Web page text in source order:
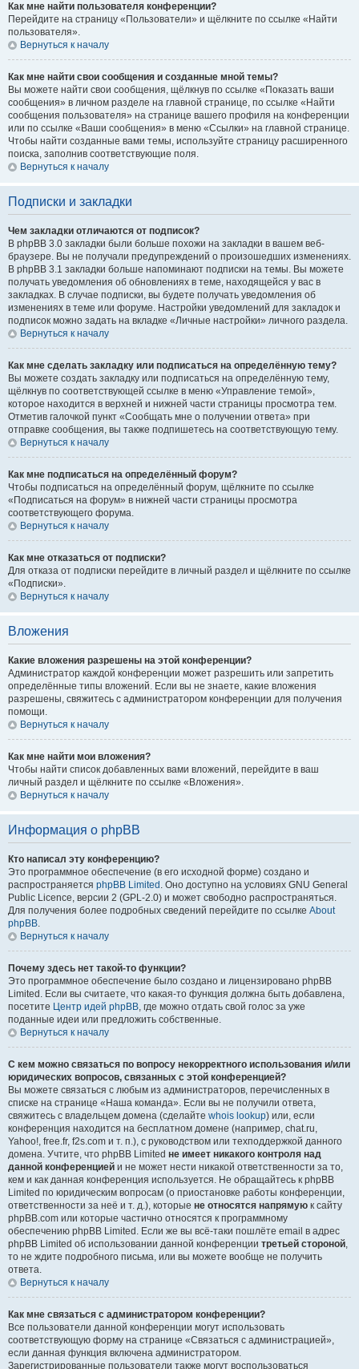
Как мне найти пользователя конференции?
Перейдите на страницу «Пользователи» и щёлкните по ссылке «Найти
пользователя».
Вернуться к началу
Как мне найти свои сообщения и созданные мной темы?
Вы можете найти свои сообщения, щёлкнув по ссылке «Показать ваши
сообщения» в личном разделе на главной странице, по ссылке «Найти
сообщения пользователя» на странице вашего профиля на конференции
или по ссылке «Ваши сообщения» в меню «Ссылки» на главной странице.
Чтобы найти созданные вами темы, используйте страницу расширенного
поиска, заполнив соответствующие поля.
Вернуться к началу
Подписки и закладки
Чем закладки отличаются от подписок?
В phpBB 3.0 закладки были больше похожи на закладки в вашем веб-
браузере. Вы не получали предупреждений о произошедших изменениях.
В phpBB 3.1 закладки больше напоминают подписки на темы. Вы можете
получать уведомления об обновлениях в теме, находящейся у вас в
закладках. В случае подписки, вы будете получать уведомления об
изменениях в теме или форуме. Настройки уведомлений для закладок и
подписок можно задать на вкладке «Личные настройки» личного раздела.
Вернуться к началу
Как мне сделать закладку или подписаться на определённую тему?
Вы можете создать закладку или подписаться на определённую тему,
щёлкнув по соответствующей ссылке в меню «Управление темой»,
которое находится в верхней и нижней части страницы просмотра тем.
Отметив галочкой пункт «Сообщать мне о получении ответа» при
отправке сообщения, вы также подпишетесь на соответствующую тему.
Вернуться к началу
Как мне подписаться на определённый форум?
Чтобы подписаться на определённый форум, щёлкните по ссылке
«Подписаться на форум» в нижней части страницы просмотра
соответствующего форума.
Вернуться к началу
Как мне отказаться от подписки?
Для отказа от подписки перейдите в личный раздел и щёлкните по ссылке
«Подписки».
Вернуться к началу
Вложения
Какие вложения разрешены на этой конференции?
Администратор каждой конференции может разрешить или запретить
определённые типы вложений. Если вы не знаете, какие вложения
разрешены, свяжитесь с администратором конференции для получения
помощи.
Вернуться к началу
Как мне найти мои вложения?
Чтобы найти список добавленных вами вложений, перейдите в ваш
личный раздел и щёлкните по ссылке «Вложения».
Вернуться к началу
Информация о phpBB
Кто написал эту конференцию?
Это программное обеспечение (в его исходной форме) создано и
распространяется phpBB Limited . Оно доступно на условиях GNU General
Public Licence, версии 2 (GPL-2.0) и может свободно распространяться.
Для получения более подробных сведений перейдите по ссылке About
phpBB.
Вернуться к началу
Почему здесь нет такой-то функции?
Это программное обеспечение было создано и лицензировано phpBB
Limited. Если вы считаете, что какая-то функция должна быть добавлена,
посетите Центр идей phpBB, где можно отдать свой голос за уже
поданные идеи или предложить собственные.
Вернуться к началу
С кем можно связаться по вопросу некорректного использования и/или
юридических вопросов, связанных с этой конференцией?
Вы можете связаться с любым из администраторов, перечисленных в
списке на странице «Наша команда». Если вы не получили ответа,
свяжитесь с владельцем домена (сделайте whois lookup) или, если
конференция находится на бесплатном домене (например, chat.ru,
Yahoo!, free.fr, f2s.com и т. п.), с руководством или техподдержкой данного
домена. Учтите, что phpBB Limited не имеет никакого контроля над
данной конференцией и не может нести никакой ответственности за то,
кем и как данная конференция используется. Не обращайтесь к phpBB
Limited по юридическим вопросам (о приостановке работы конференции,
ответственности за неё и т. д.), которые не относятся напрямую к сайту
phpBB.com или которые частично относятся к программному
обеспечению phpBB Limited. Если же вы всё-таки пошлёте email в адрес
phpBB Limited об использовании данной конференции третьей стороной,
то не ждите подробного письма, или вы можете вообще не получить
ответа.
Вернуться к началу
Как мне связаться с администратором конференции?
Все пользователи данной конференции могут использовать
соответствующую форму на странице «Связаться с администрацией»,
если данная функция включена администратором.
Зарегистрированные пользователи также могут воспользоваться